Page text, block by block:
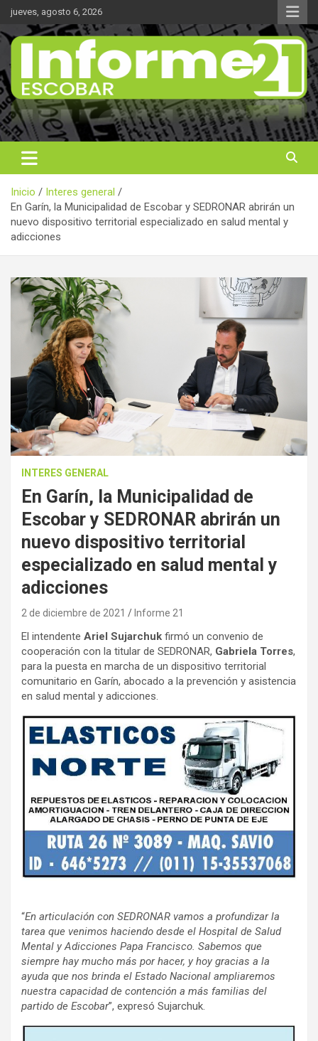
Saltar
contenido
jueves, agosto 6, 2026
Informe 21
Noticas reales
Inicio
Interes general
En Garín, la Municipalidad de Escobar y SEDRONAR abrirán un
nuevo dispositivo territorial especializado en salud mental y
adicciones
INTERES GENERAL
En Garín, la Municipalidad de
Escobar y SEDRONAR abrirán un
nuevo dispositivo territorial
especializado en salud mental y
adicciones
2 de diciembre de 2021 Informe 21
El intendente Ariel Sujarchuk firmó un convenio de
cooperación con la titular de SEDRONAR, Gabriela Torres,
para la puesta en marcha de un dispositivo territorial
comunitario en Garín, abocado a la prevención y asistencia
en salud mental y adicciones.
“En articulación con SEDRONAR vamos a profundizar la
tarea que venimos haciendo desde el Hospital de Salud
Mental y Adicciones Papa Francisco. Sabemos que
siempre hay mucho más por hacer, y hoy gracias a la
ayuda que nos brinda el Estado Nacional ampliaremos
nuestra capacidad de contención a más familias del
partido de Escobar”, expresó Sujarchuk.